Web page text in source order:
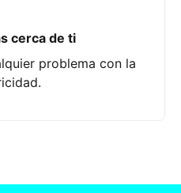
cerca de ti
problema con la